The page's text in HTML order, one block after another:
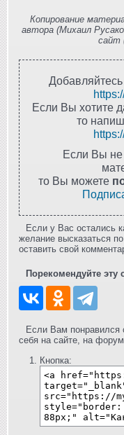
Копирование
автора (Михаил
сайт
Если Вы хотите
то
Если Вы не
то Вы можете
Если у Вас остались
желание высказаться
оставить свой
Порекомендуйте эту
Если Вам понравился
себя на сайте, на
Кнопка: